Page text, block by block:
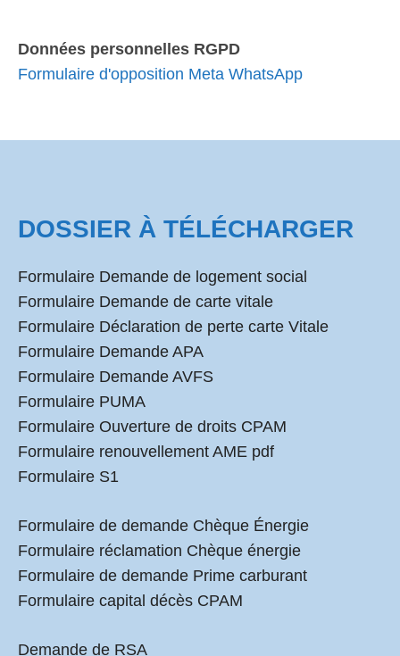
Données personnelles RGPD
Formulaire d'opposition Meta WhatsApp
DOSSIER À TÉLÉCHARGER
Formulaire Demande de logement social
Formulaire Demande de carte vitale
Formulaire Déclaration de perte carte Vitale
Formulaire Demande APA
Formulaire Demande AVFS
Formulaire PUMA
Formulaire Ouverture de droits CPAM
Formulaire renouvellement AME pdf
Formulaire S1
Formulaire de demande Chèque Énergie
Formulaire réclamation Chèque énergie
Formulaire de demande Prime carburant
Formulaire capital décès CPAM
Demande de RSA